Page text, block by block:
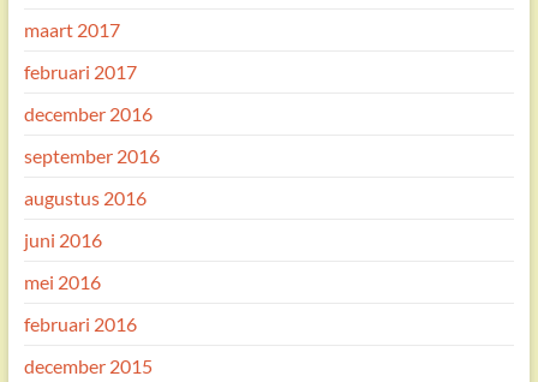
maart 2017
februari 2017
december 2016
september 2016
augustus 2016
juni 2016
mei 2016
februari 2016
december 2015